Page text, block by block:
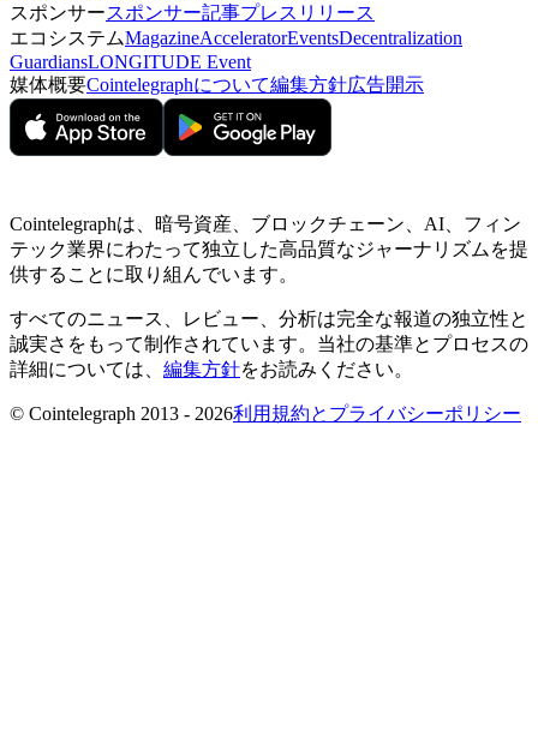
スポンサースポンサー記事プレスリリース
エコシステムMagazineAcceleratorEventsDecentralization
GuardiansLONGITUDE Event
媒体概要Cointelegraphについて編集方針広告開示
Cointelegraphは、暗号資産、ブロックチェーン、AI、フィン
テック業界にわたって独立した高品質なジャーナリズムを提
供することに取り組んでいます。
すべてのニュース、レビュー、分析は完全な報道の独立性と
誠実さをもって制作されています。当社の基準とプロセスの
詳細については、 編集方針をお読みください。
© Cointelegraph 2013 - 2026利用規約とプライバシーポリシー